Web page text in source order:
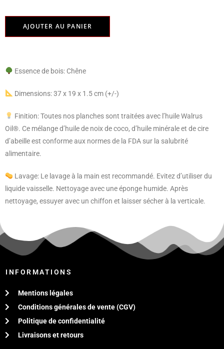
AJOUTER AU PANIER
Essence de bois: Chêne
Dimensions: 37 x 19 x 1.5 cm (+/-)
Finition: Toutes nos planches sont traitées avec l’huile Walrus
Oil®. Ce mélange d’huile de noix de coco, d’huile minérale et de cire
d’abeille est conforme aux normes de la FDA sur la salubrité
alimentaire.
Lavage: Le lavage à la main est recommandé. Evitez d’utiliser du
liquide vaisselle. Nettoyage avec une éponge humide. Après
nettoyage, essuyer avec un chiffon et laisser sécher à la verticale.
INFORMATIONS
Mentions légales
Conditions générales de vente (CGV)
Politique de confidentialité
Livraisons et retours